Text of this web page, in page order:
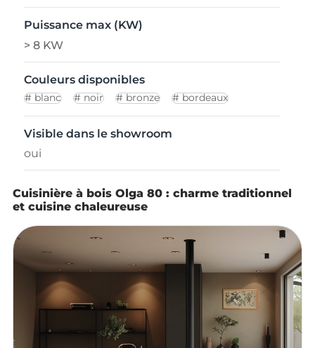
Puissance max (KW)
> 8 KW
Couleurs disponibles
blanc noir bronze bordeaux
Visible dans le showroom
oui
Cuisinière à bois Olga 80 : charme traditionnel
et cuisine chaleureuse